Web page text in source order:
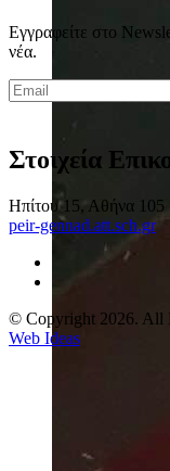
Εγγραφείτε στο
νέα.
Στοιχεία
Ηπίτου 15, Αθήνα 105
peir-gennad.att.sch.gr
© Copyright 2026. All
Web Ideas